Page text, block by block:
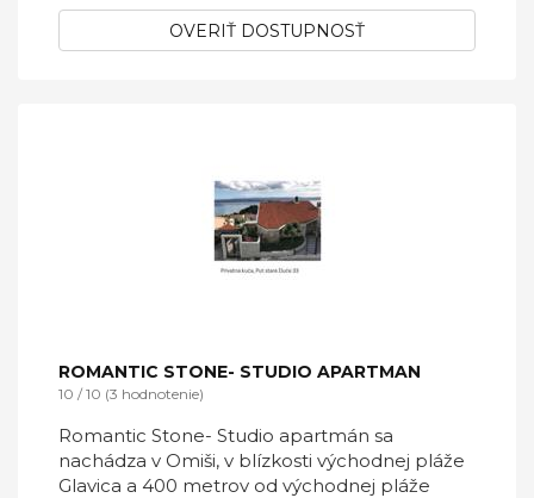
OVERIŤ DOSTUPNOSŤ
ROMANTIC STONE- STUDIO APARTMAN
10 / 10 (3 hodnotenie)
Romantic Stone- Studio apartmán sa
nachádza v Omiši, v blízkosti východnej pláže
Glavica a 400 metrov od východnej pláže